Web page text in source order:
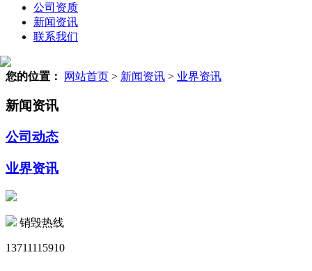
公司资质
新闻资讯
联系我们
您的位置： 网站首页 > 新闻资讯 > 业界资讯
新闻资讯
公司动态
业界资讯
销毁热线
13711115910